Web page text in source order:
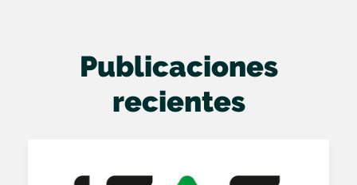
Publicaciones
recientes